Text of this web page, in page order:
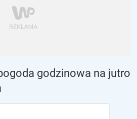
godzinowa na jutro